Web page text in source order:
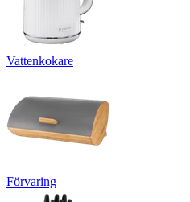
Vattenkokare
Förvaring